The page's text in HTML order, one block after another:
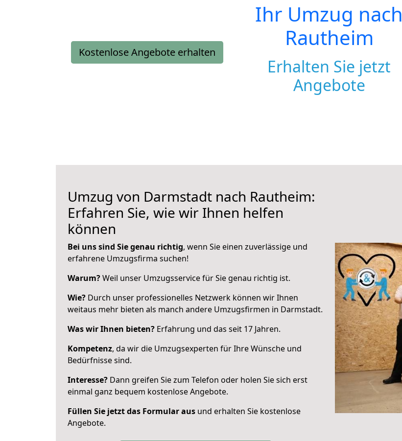
Kostenlose Angebote erhalten
Ihr Umzug nach
Rautheim
Erhalten Sie jetzt
Angebote
Umzug von Darmstadt nach Rautheim:
Erfahren Sie, wie wir Ihnen helfen
können
Bei uns sind Sie genau richtig, wenn Sie einen zuverlässige und
erfahrene Umzugsfirma suchen!
Warum?Weil unser Umzugsservice für Sie genau richtig ist.
Wie? Durch unser professionelles Netzwerk können wir Ihnen
weitaus mehr bieten als manch andere Umzugsfirmen in Darmstadt.
Was wir Ihnen bieten? Erfahrung und das seit 17 Jahren.
Kompetenz, da wir die Umzugsexperten für Ihre Wünsche und
Bedürfnisse sind.
Interesse? Dann greifen Sie zum Telefon oder holen Sie sich erst
einmal ganz bequem kostenlose Angebote.
Füllen Sie jetzt das Formular aus und erhalten Sie kostenlose
Angebote.